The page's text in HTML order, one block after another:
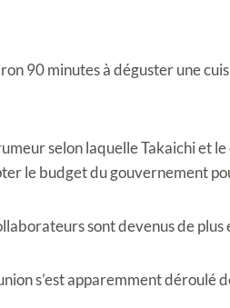
90 minutes à déguster une
selon laquelle Takaichi et
le budget du gouvernement
sont devenus de
s’est apparemment déroulé